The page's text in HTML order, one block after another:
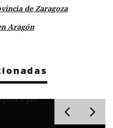
de Zaragoza
Aragón